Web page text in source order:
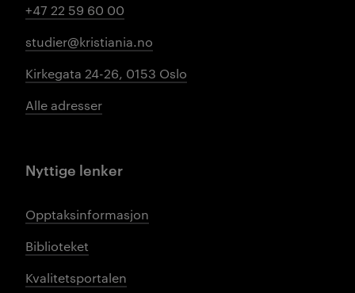
+47 22 59 60 00
studier@kristiania.no
Kirkegata 24-26, 0153 Oslo
Alle adresser
Nyttige lenker
Opptaksinformasjon
Biblioteket
Kvalitetsportalen